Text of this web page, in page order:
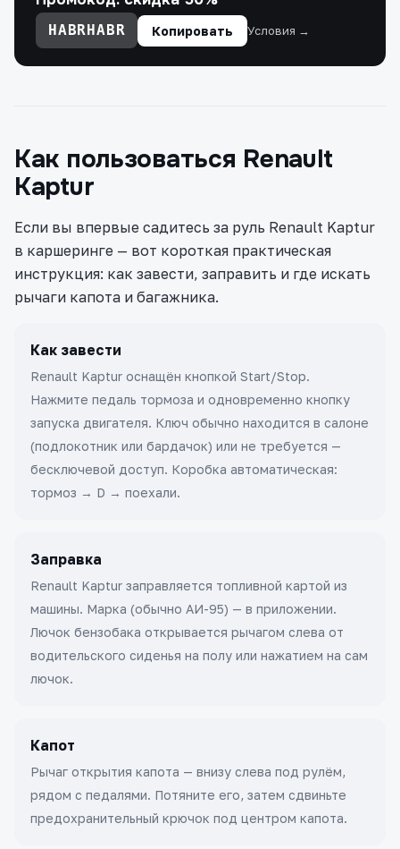
HABRHABR Копировать Условия →
Как пользоваться Renault
Kaptur
Если вы впервые садитесь за руль Renault Kaptur
в каршеринге — вот короткая практическая
инструкция: как завести, заправить и где искать
рычаги капота и багажника.
Как завести
Renault Kaptur оснащён кнопкой Start/Stop.
Нажмите педаль тормоза и одновременно кнопку
запуска двигателя. Ключ обычно находится в салоне
(подлокотник или бардачок) или не требуется —
бесключевой доступ. Коробка автоматическая:
тормоз → D → поехали.
Заправка
Renault Kaptur заправляется топливной картой из
машины. Марка (обычно АИ-95) — в приложении.
Лючок бензобака открывается рычагом слева от
водительского сиденья на полу или нажатием на сам
лючок.
Капот
Рычаг открытия капота — внизу слева под рулём,
рядом с педалями. Потяните его, затем сдвиньте
предохранительный крючок под центром капота.